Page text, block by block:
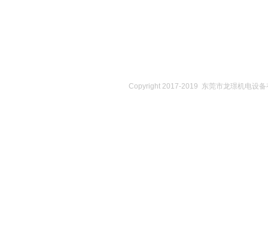
Copyright 2017-2019 东莞市龙璟机电设